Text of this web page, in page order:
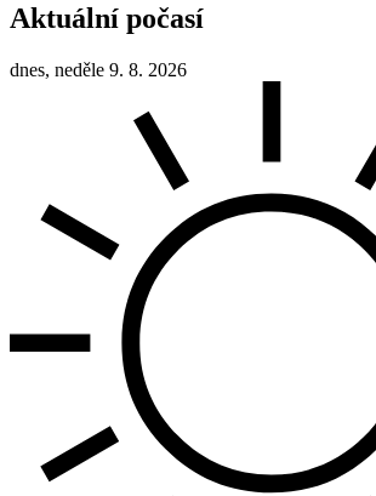
Aktuální počasí
dnes, neděle 9. 8. 2026